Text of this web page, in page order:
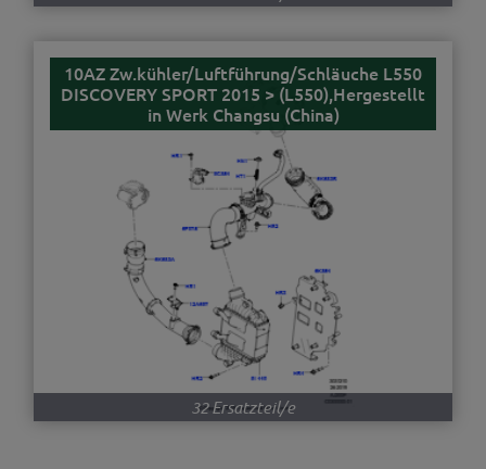
10AZ Zw.kühler/Luftführung/Schläuche L550
DISCOVERY SPORT 2015 > (L550),Hergestellt
in Werk Changsu (China)
32 Ersatzteil/e